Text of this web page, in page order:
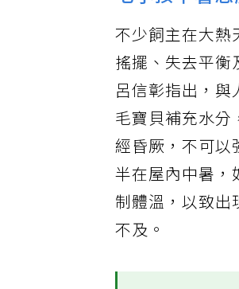
不少飼主在大
搖擺、失去平衡
呂信彰指出，
毛寶貝補充水分
經昏厥，不可
半在屋內中暑
制體溫，以致
不及。